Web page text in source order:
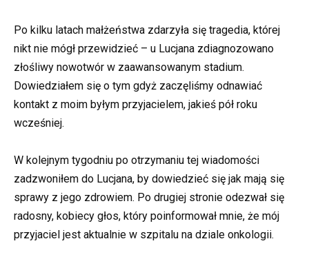
Po kilku latach małżeństwa zdarzyła się tragedia, której
nikt nie mógł przewidzieć – u Lucjana zdiagnozowano
złośliwy nowotwór w zaawansowanym stadium.
Dowiedziałem się o tym gdyż zaczęliśmy odnawiać
kontakt z moim byłym przyjacielem, jakieś pół roku
wcześniej.
W kolejnym tygodniu po otrzymaniu tej wiadomości
zadzwoniłem do Lucjana, by dowiedzieć się jak mają się
sprawy z jego zdrowiem. Po drugiej stronie odezwał się
radosny, kobiecy głos, który poinformował mnie, że mój
przyjaciel jest aktualnie w szpitalu na dziale onkologii.